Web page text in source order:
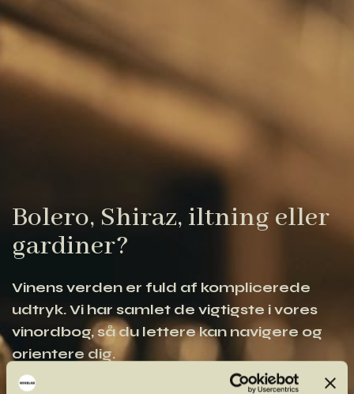
Bolero, Shiraz, iltning eller
gardiner?
Vinens verden er fuld af komplicerede
udtryk. Vi har samlet de vigtigste i vores
vinordbog, så du lettere kan navigere og
orientere dig.